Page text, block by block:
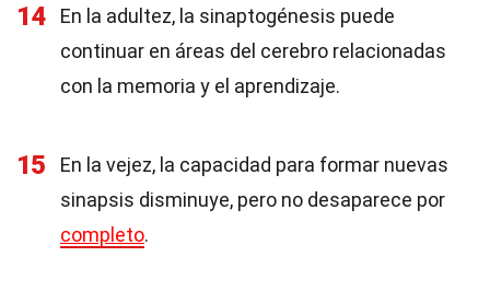
14
En la adultez, la sinaptogénesis puede
continuar en áreas del cerebro relacionadas
con la memoria y el aprendizaje.
15
En la vejez, la capacidad para formar nuevas
sinapsis disminuye, pero no desaparece por
completo.